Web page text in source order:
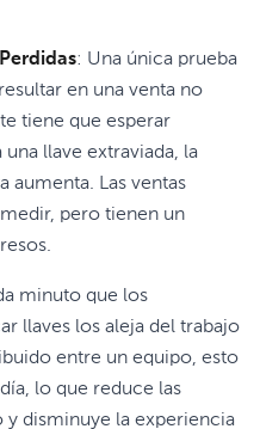
: Una única prueba
en una venta no
tiene que esperar
llave extraviada, la
aumenta. Las ventas
pero tienen un
minuto que los
llaves los aleja del trabajo
entre un equipo, esto
lo que reduce las
y disminuye la experiencia